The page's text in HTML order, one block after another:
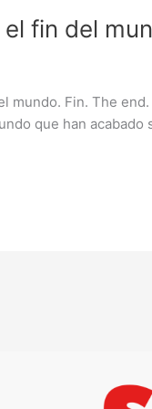
fin del
Fin. The
que han